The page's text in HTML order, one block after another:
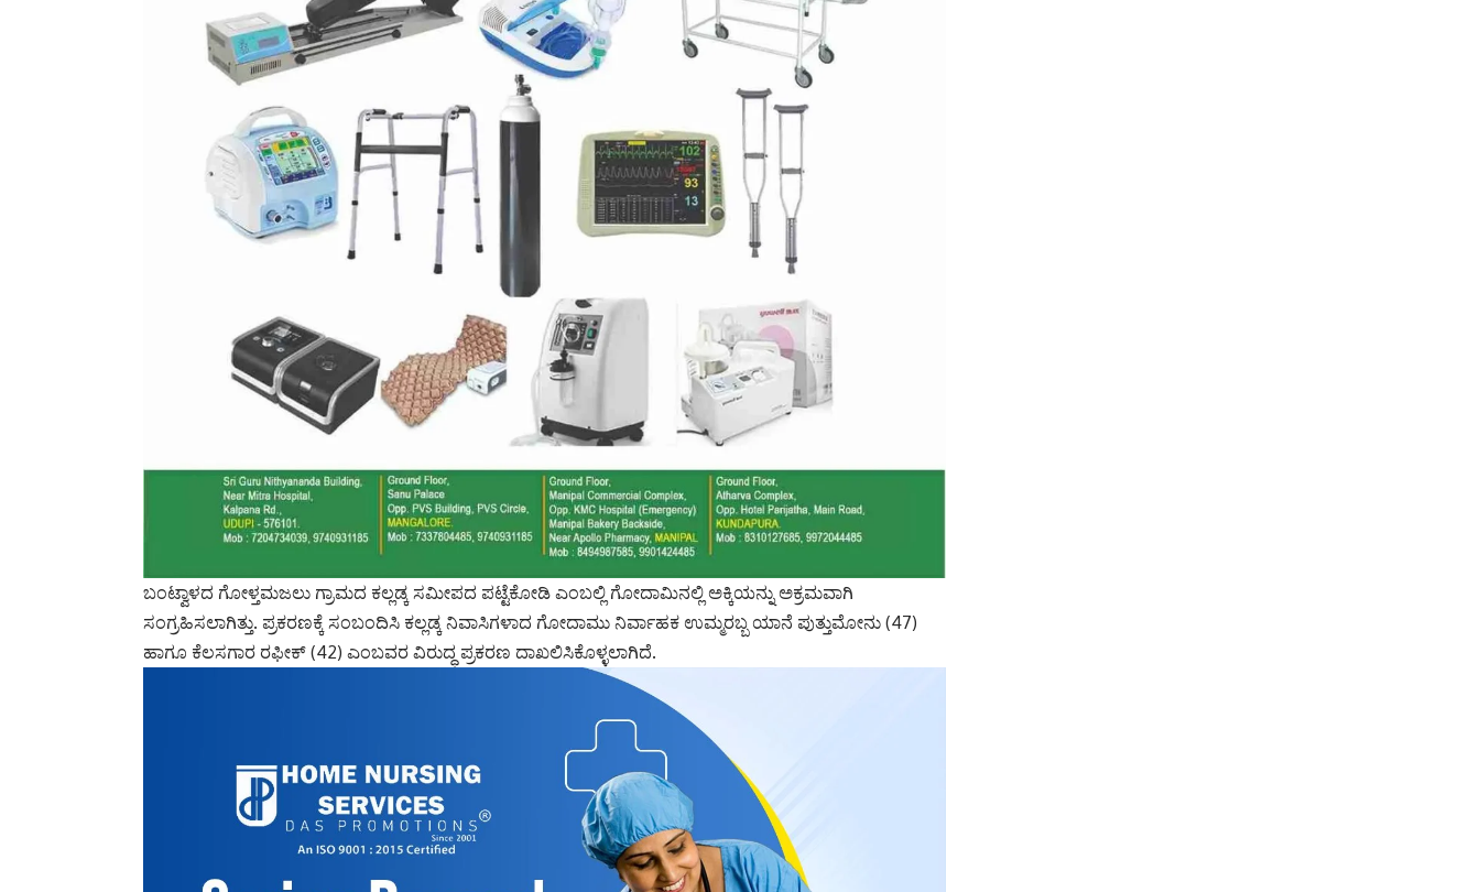
ಬಂಟ್ವಾಳದ ಗೋಳ್ತಮಜಲು ಗ್ರಾಮದ ಕಲ್ಲಡ್ಕ ಸಮೀಪದ ಪಟ್ಟೆಕೋಡಿ ಎಂಬಲ್ಲಿ ಗೋದಾಮಿನಲ್ಲಿ ಅಕ್ಕಿಯನ್ನು ಅಕ್ರಮವಾಗಿ
ಸಂಗ್ರಹಿಸಲಾಗಿತ್ತು. ಪ್ರಕರಣಕ್ಕೆ ಸಂಬಂದಿಸಿ ಕಲ್ಲಡ್ಕ ನಿವಾಸಿಗಳಾದ ಗೋದಾಮು ನಿರ್ವಾಹಕ ಉಮ್ಮರಬ್ಬ ಯಾನೆ ಪುತ್ತುಮೋನು (47)
ಹಾಗೂ ಕೆಲಸಗಾರ ರಫೀಕ್ (42) ಎಂಬವರ ವಿರುದ್ಧ ಪ್ರಕರಣ ದಾಖಲಿಸಿಕೊಳ್ಳಲಾಗಿದೆ.